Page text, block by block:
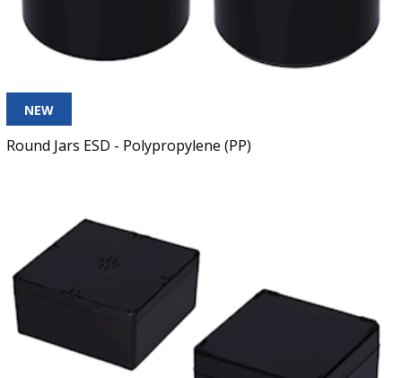
NEW
Round Jars ESD - Polypropylene (PP)